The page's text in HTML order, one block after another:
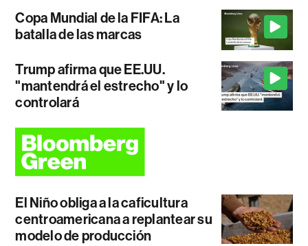
Copa Mundial de la FIFA: La
batalla de las marcas
Trump afirma que EE.UU.
"mantendrá el estrecho" y lo
controlará
El Niño obliga a la caficultura
centroamericana a replantear su
modelo de producción